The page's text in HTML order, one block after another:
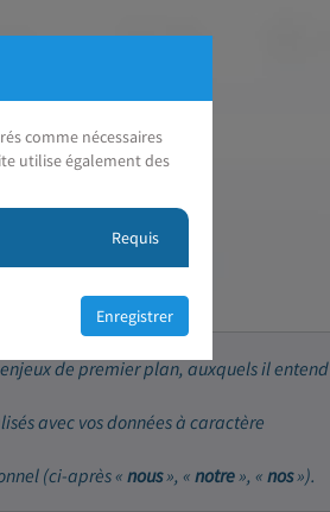
de premier plan, auxquels il entend
avec vos données à caractère
(ci-après « nous», « notre», « nos»).
comme nécessaires
utilise également des
Requis